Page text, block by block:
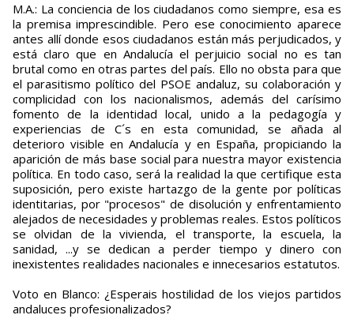
M.A.: La conciencia de los ciudadanos como siempre, esa es
la premisa imprescindible. Pero ese conocimiento aparece
antes allí donde esos ciudadanos están más perjudicados, y
está claro que en Andalucía el perjuicio social no es tan
brutal como en otras partes del país. Ello no obsta para que
el parasitismo político del PSOE andaluz, su colaboración y
complicidad con los nacionalismos, además del carísimo
fomento de la identidad local, unido a la pedagogía y
experiencias de C´s en esta comunidad, se añada al
deterioro visible en Andalucía y en España, propiciando la
aparición de más base social para nuestra mayor existencia
política. En todo caso, será la realidad la que certifique esta
suposición, pero existe hartazgo de la gente por políticas
identitarias, por "procesos" de disolución y enfrentamiento
alejados de necesidades y problemas reales. Estos políticos
se olvidan de la vivienda, el transporte, la escuela, la
sanidad, ...y se dedican a perder tiempo y dinero con
inexistentes realidades nacionales e innecesarios estatutos.
Voto en Blanco: ¿Esperais hostilidad de los viejos partidos
andaluces profesionalizados?